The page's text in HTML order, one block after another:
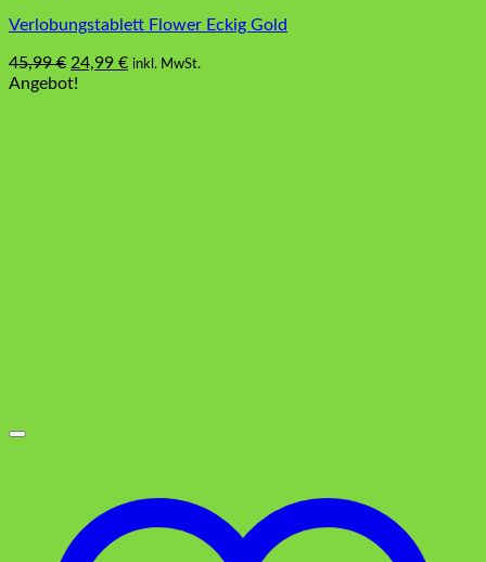
Verlobungstablett Flower Eckig Gold
45,99€ Ursprünglicher
Preis
24,99 €Aktueller
inkl. MwSt.
Angebot!